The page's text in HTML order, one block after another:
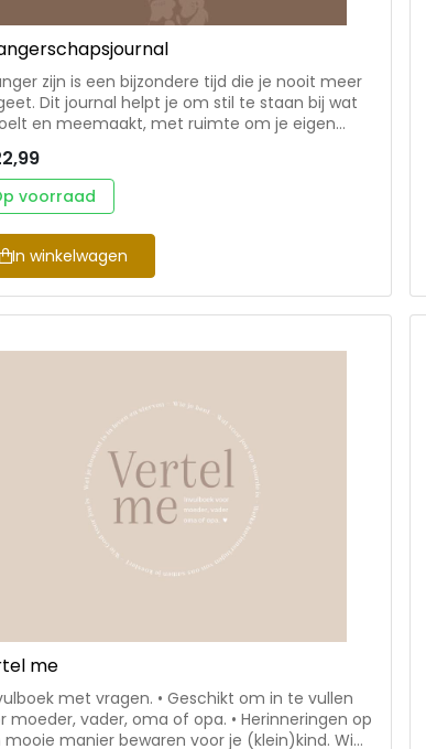
zijn is een bijzondere tijd die je nooit meer
Dit journal helpt je om stil te staan bij wat
en meemaakt, met ruimte om je eigen
overdenkingen en ontroerende
van andere vrouwen • een waardevol
tijdens je zwangerschap, en bovenal
kostbaar aandenken voor later voor jou én je
is freelance
Eerder was ze Hoofd Zij
Liza woont met haar man en twee dochters
(2023) en Vere (2025) in Gouda.
voorraad
In winkelwagen
me
met vragen. • Geschikt om in te vullen
moeder, vader, oma of opa. • Herinneringen op
manier bewaren voor je (klein)kind. Wie